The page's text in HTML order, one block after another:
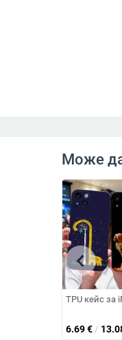
Може
TPU кейс за
6.69€ /
chevron_left